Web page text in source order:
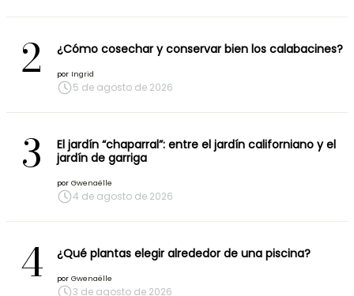
2 ¿Cómo cosechar y conservar bien los calabacines?
por Ingrid
5 de agosto de 2026
3
El jardín “chaparral”: entre el jardín californiano y el
jardín de garriga
por Gwenaëlle
4 de agosto de 2026
4 ¿Qué plantas elegir alrededor de una piscina?
por Gwenaëlle
3 de agosto de 2026